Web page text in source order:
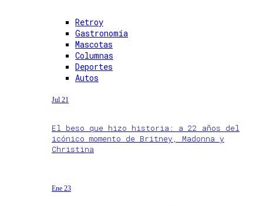
Retroy
Gastronomía
Mascotas
Columnas
Deportes
Autos
Jul 21
El beso que hizo historia: a 22 años del
icónico momento de Britney, Madonna y
Christina
Ene 23